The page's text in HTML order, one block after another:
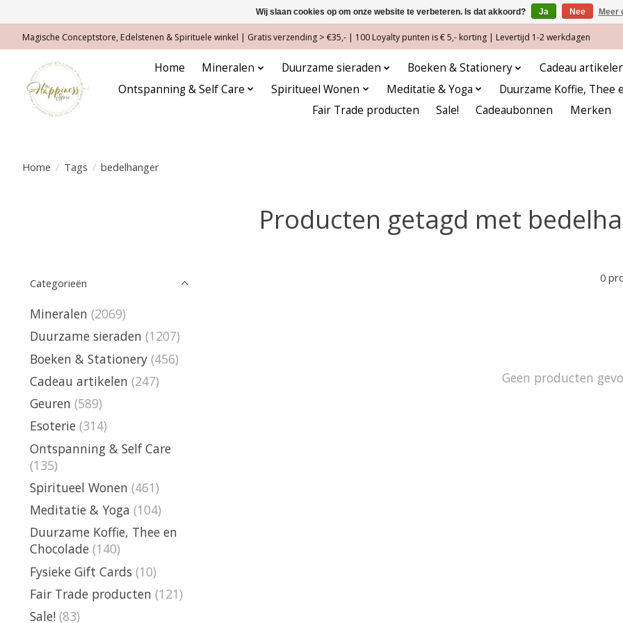
Magische Conceptstore, Edelstenen & Spirituele winkel | Gratis verzending > €35,- | 100 Loyalty punten is € 5,- korting | Levertijd 1-2 werkdagen
Home Mineralen Duurzame sieraden Boeken & Stationery Cadeau
Ontspanning & Self Care
Spiritueel Wonen Meditatie & Yoga Duurzame Koffie, Thee
Fair Trade producten
Sale! Cadeaubonnen Merken
Home / Tags / bedelhanger
Producten getagd met
Categorieën
Mineralen (2069)
Duurzame sieraden (1207)
Boeken & Stationery (456)
Cadeau artikelen (247)
Geuren (589)
Esoterie (314)
Ontspanning & Self Care
(135)
Spiritueel Wonen (461)
Meditatie & Yoga (104)
Duurzame Koffie, Thee en
Chocolade (140)
Fysieke Gift Cards (10)
Fair Trade producten (121)
Sale! (83)
0
Geen producten
Wij slaan cookies op om onze website te verbeteren. Is dat akkoord? Ja Nee Meer